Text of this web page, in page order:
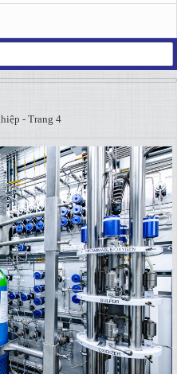
- Trang 4